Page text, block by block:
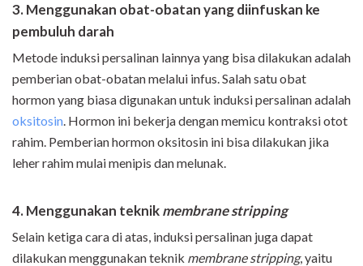
3. Menggunakan obat-obatan yang diinfuskan ke
pembuluh darah
Metode induksi persalinan lainnya yang bisa dilakukan adalah
pemberian obat-obatan melalui infus. Salah satu obat
hormon yang biasa digunakan untuk induksi persalinan adalah
oksitosin. Hormon ini bekerja dengan memicu kontraksi otot
rahim. Pemberian hormon oksitosin ini bisa dilakukan jika
leher rahim mulai menipis dan melunak.
4. Menggunakan teknikmembrane stripping
Selain ketiga cara di atas, induksi persalinan juga dapat
dilakukan menggunakan teknik membrane stripping, yaitu